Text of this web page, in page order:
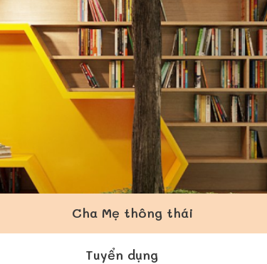
Cha Mẹ thông thái
Tuyển dụng